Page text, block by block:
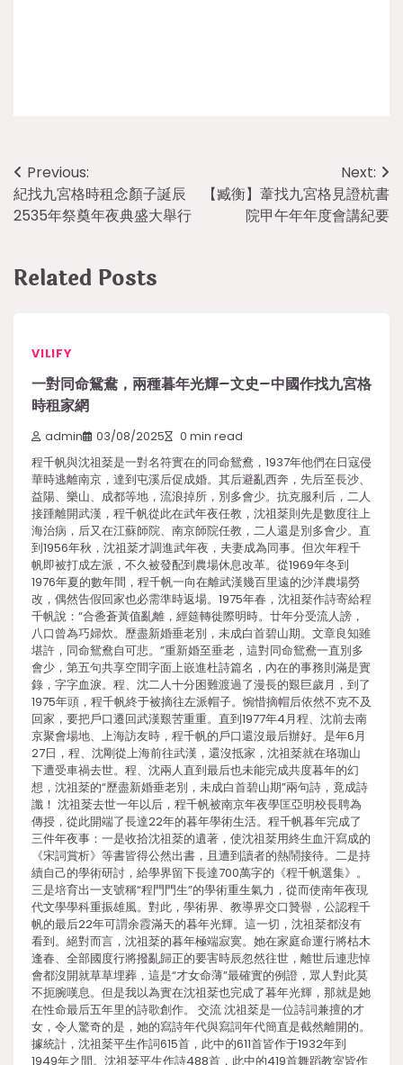
Post
navigation
Previous:
紀找九宮格時租念顏子誕辰
2535年祭奠年夜典盛大舉行
Next:
【臧衡】葦找九宮格見證杭書
院甲午年年度會講紀要
Related Posts
VILIFY
一對同命鴛鴦，兩種暮年光輝–文史–中國作找九宮格
時租家網
admin 03/08/2025 0 min read
程千帆與沈祖棻是一對名符實在的同命鴛鴦，1937年他們在日寇侵
華時逃離南京，達到屯溪后促成婚。其后避亂西奔，先后至長沙、
益陽、樂山、成都等地，流浪掉所，別多會少。抗克服利后，二人
接踵離開武漢，程千帆從此在武年夜任教，沈祖棻則先是數度往上
海治病，后又在江蘇師院、南京師院任教，二人還是別多會少。直
到1956年秋，沈祖棻才調進武年夜，夫妻成為同事。但次年程千
帆即被打成左派，不久被發配到農場休息改革。從1969年冬到
1976年夏的數年間，程千帆一向在離武漢幾百里遠的沙洋農場勞
改，偶然告假回家也必需準時返場。1975年春，沈祖棻作詩寄給程
千帆說：“合巹蒼黃值亂離，經筵轉徙際明時。廿年分受流人謗，
八口曾為巧婦炊。歷盡新婚垂老別，未成白首碧山期。文章良知雖
堪許，同命鴛鴦自可悲。”重新婚至垂老，這對同命鴛鴦一直別多
會少，第五句共享空間字面上嵌進杜詩篇名，內在的事務則滿是實
錄，字字血淚。程、沈二人十分困難渡過了漫長的艱巨歲月，到了
1975年頭，程千帆終于被摘往左派帽子。惋惜摘帽后依然不克不及
回家，要把戶口遷回武漢艱苦重重。直到1977年4月程、沈前去南
京聚會場地、上海訪友時，程千帆的戶口還沒最后辦好。是年6月
27日，程、沈剛從上海前往武漢，還沒抵家，沈祖棻就在珞珈山
下遭受車禍去世。程、沈兩人直到最后也未能完成共度暮年的幻
想，沈祖棻的“歷盡新婚垂老別，未成白首碧山期”兩句詩，竟成詩
讖！ 沈祖棻去世一年以后，程千帆被南京年夜學匡亞明校長聘為
傳授，從此開端了長達22年的暮年學術生活。程千帆暮年完成了
三件年夜事：一是收拾沈祖棻的遺著，使沈祖棻用終生血汗寫成的
《宋詞賞析》等書皆得公然出書，且遭到讀者的熱鬧接待。二是持
續自己的學術研討，給學界留下長達700萬字的《程千帆選集》。
三是培育出一支號稱“程門門生”的學術重生氣力，從而使南年夜現
代文學學科重振雄風。對此，學術界、教導界交口贊譽，公認程千
帆的最后22年可謂余霞滿天的暮年光輝。這一切，沈祖棻都沒有
看到。絕對而言，沈祖棻的暮年極端寂寞。她在家庭命運行將枯木
逢春、全部國度行將撥亂歸正的要害時辰忽然往世，離世后連悲悼
會都沒開就草草埋葬，這是“才女命薄”最確實的例證，眾人對此莫
不扼腕嘆息。但是我以為實在沈祖棻也完成了暮年光輝，那就是她
在性命最后五年里的詩歌創作。 交流 沈祖棻是一位詩詞兼擅的才
女，令人驚奇的是，她的寫詩年代與寫詞年代簡直是截然離開的。
據統計，沈祖棻平生作詞615首，此中的611首皆作于1932年到
1949年之間。沈祖棻平生作詩488首，此中的419首舞蹈教室皆作